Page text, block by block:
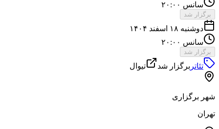
سانس ۲۰:۰۰
برگزار شد
دوشنبه ۱۸ اسفند ۱۴۰۴
سانس ۲۰:۰۰
برگزار شد
تئاتر برگزار شد تیوال
شهر برگزاری
تهران